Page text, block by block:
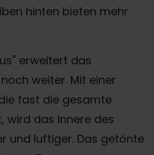
hinten bieten mehr
erweitert das
weiter. Mit einer
fast die gesamte
wird das Innere des
und luftiger. Das getönte